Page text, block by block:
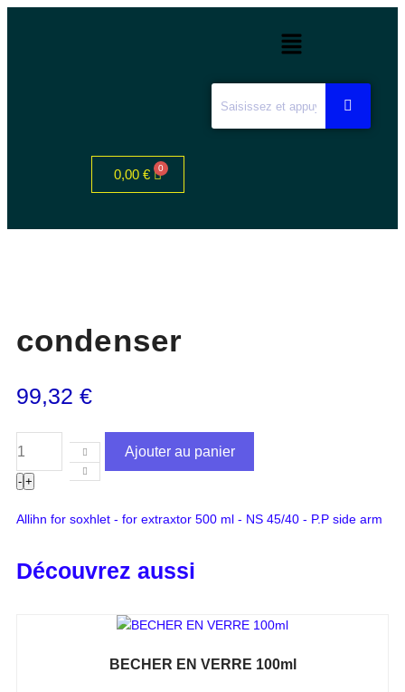
0,00 €
condenser
99,32 €
- +
Ajouter au panier
Allihn for soxhlet - for extraxtor 500 ml - NS 45/40 - P.P side arm
Découvrez aussi
BECHER EN VERRE 100ml